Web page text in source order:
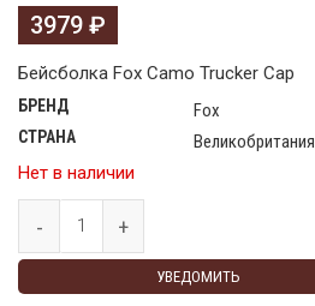
3979 ₽
Бейсболка Fox Camo Trucker Cap
БРЕНД Fox
СТРАНА
Великобритания
Нет в наличии
УВЕДОМИТЬ